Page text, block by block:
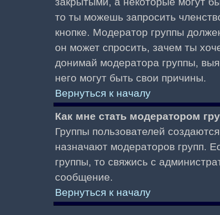
то ты можешь запросить
кнопке. Модератор группы
он может спросить, зачем ты
донимай модератора группы,
него могут быть свои причины.
Вернуться к началу
Как мне стать модератором
Группы пользователей
назначают модераторов групп.
группы, то свяжись с
сообщение.
Вернуться к началу